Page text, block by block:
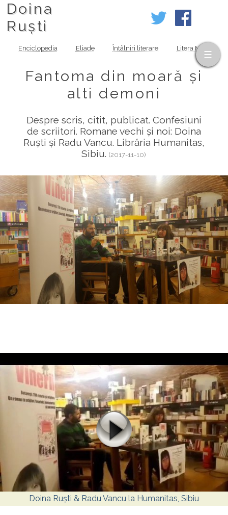
Doina
Ruști
Enciclopedia Eliade Întâlniri literare Litera MOV
Fantoma din moară și
alti demoni
Despre scris, citit, publicat. Confesiuni
de scriitori. Romane vechi și noi: Doina
Ruști și Radu Vancu. Librăria Humanitas,
Sibiu.(2017-11-10)
Doina Ruști & Radu Vancu la Humanitas, Sibiu